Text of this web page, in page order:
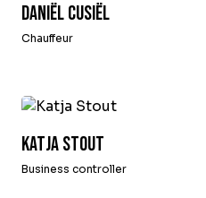
Daniël Cusiël
Chauffeur
Katja Stout
Business controller